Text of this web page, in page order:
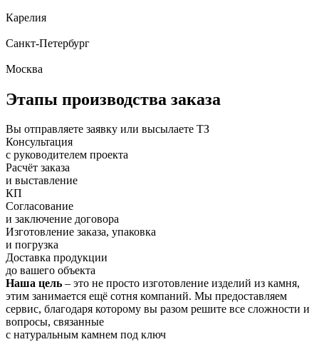
Карелия
Санкт-Петербург
Москва
Этапы производства заказа
Вы отправляете заявку или высылаете ТЗ
Консультация
с руководителем проекта
Расчёт заказа
и выставление
КП
Согласование
и заключение договора
Изготовление заказа, упаковка
и погрузка
Доставка продукции
до вашего объекта
Наша цель – это не просто изготовление изделий из камня,
этим занимается ещё сотня компаний. Мы предоставляем
сервис, благодаря которому вы разом решите все сложности и
вопросы, связанные
с натуральным камнем под ключ